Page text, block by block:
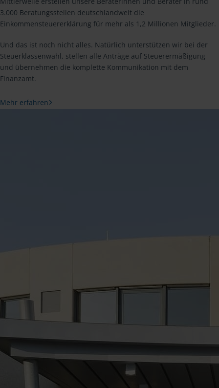
3.000 Beratungsstellen deutschlandweit die
Einkommensteuererklärung für mehr als 1,2 Millionen Mitglieder.
Und das ist noch nicht alles. Natürlich unterstützen wir bei der
Steuerklassenwahl, stellen alle Anträge auf Steuerermäßigung
und übernehmen die komplette Kommunikation mit dem
Finanzamt.
Mehr erfahren